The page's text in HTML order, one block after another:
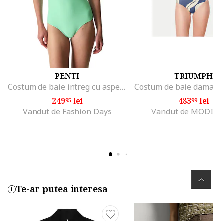
PENTI
Costum de baie intreg cu aspect striat, Verde menta
24995lei
Vandut de Fashion Days
TRIUMPH
48399lei
Vandut de
Te-ar putea interesa